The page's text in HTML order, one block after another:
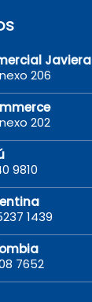
Javiera
206
202
9810
1439
7652